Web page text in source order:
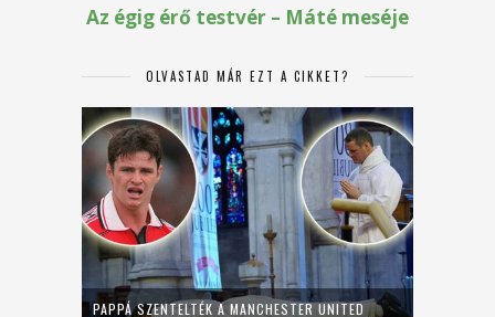
OLVASTAD MÁR EZT A CIKKET?
PAPPÁ SZENTELTÉK A MANCHESTER UNITED